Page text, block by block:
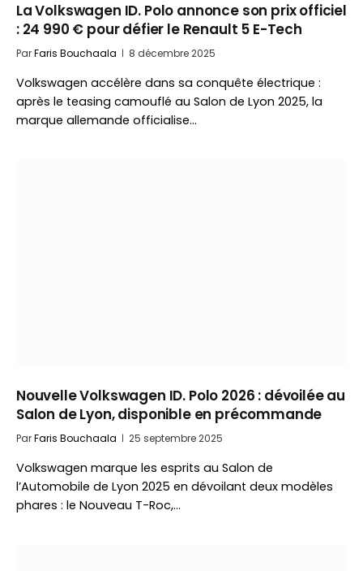
La Volkswagen ID. Polo annonce son prix officiel
: 24 990 € pour défier le Renault 5 E-Tech
ParFaris Bouchaala 8 décembre 2025
Volkswagen accélère dans sa conquête électrique :
après le teasing camouflé au Salon de Lyon 2025, la
marque allemande officialise…
Nouvelle Volkswagen ID. Polo 2026 : dévoilée au
Salon de Lyon, disponible en précommande
ParFaris Bouchaala 25 septembre 2025
Volkswagen marque les esprits au Salon de
l’Automobile de Lyon 2025 en dévoilant deux modèles
phares : le Nouveau T-Roc,…